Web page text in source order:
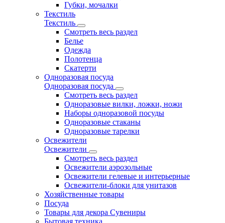
Губки, мочалки
Текстиль
Текстиль
Смотреть весь раздел
Белье
Одежда
Полотенца
Скатерти
Одноразовая посуда
Одноразовая посуда
Смотреть весь раздел
Одноразовые вилки, ложки, ножи
Наборы одноразовой посуды
Одноразовые стаканы
Одноразовые тарелки
Освежители
Освежители
Смотреть весь раздел
Освежители аэрозольные
Освежители гелевые и интерьерные
Освежители-блоки для унитазов
Хозяйственные товары
Посуда
Товары для декора Сувениры
Бытовая техника